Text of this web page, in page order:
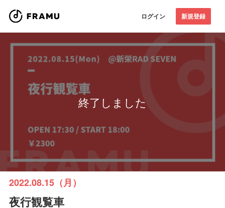
ログイン 新規登録
終了しました
2022.08.15（月）
夜行観覧車